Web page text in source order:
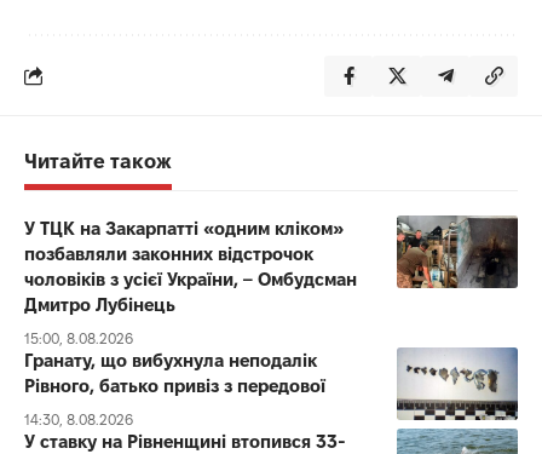
Читайте також
У ТЦК на Закарпатті «одним кліком»
позбавляли законних відстрочок
чоловіків з усієї України, – Омбудсман
Дмитро Лубінець
15:00, 8.08.2026
Гранату, що вибухнула неподалік
Рівного, батько привіз з передової
14:30, 8.08.2026
У ставку на Рівненщині втопився 33-